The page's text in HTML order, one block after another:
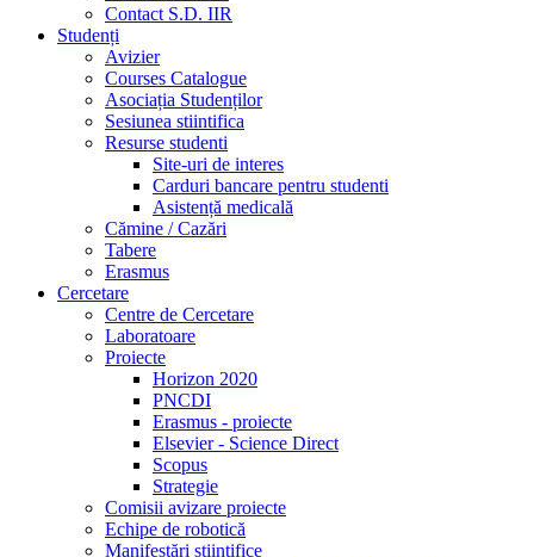
Contact S.D. IIR
Studenți
Avizier
Courses Catalogue
Asociația Studenților
Sesiunea stiintifica
Resurse studenti
Site-uri de interes
Carduri bancare pentru studenti
Asistență medicală
Cămine / Cazări
Tabere
Erasmus
Cercetare
Centre de Cercetare
Laboratoare
Proiecte
Horizon 2020
PNCDI
Erasmus - proiecte
Elsevier - Science Direct
Scopus
Strategie
Comisii avizare proiecte
Echipe de robotică
Manifestări științifice